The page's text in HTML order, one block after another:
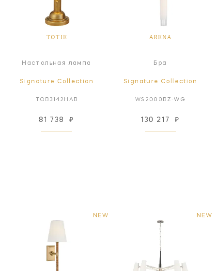
TOTIE
Настольная лампа
Signature Collection
TOB3142HAB
81 738 ₽
ARENA
Бра
Signature Collection
WS2000BZ-WG
130 217 ₽
NEW NEW